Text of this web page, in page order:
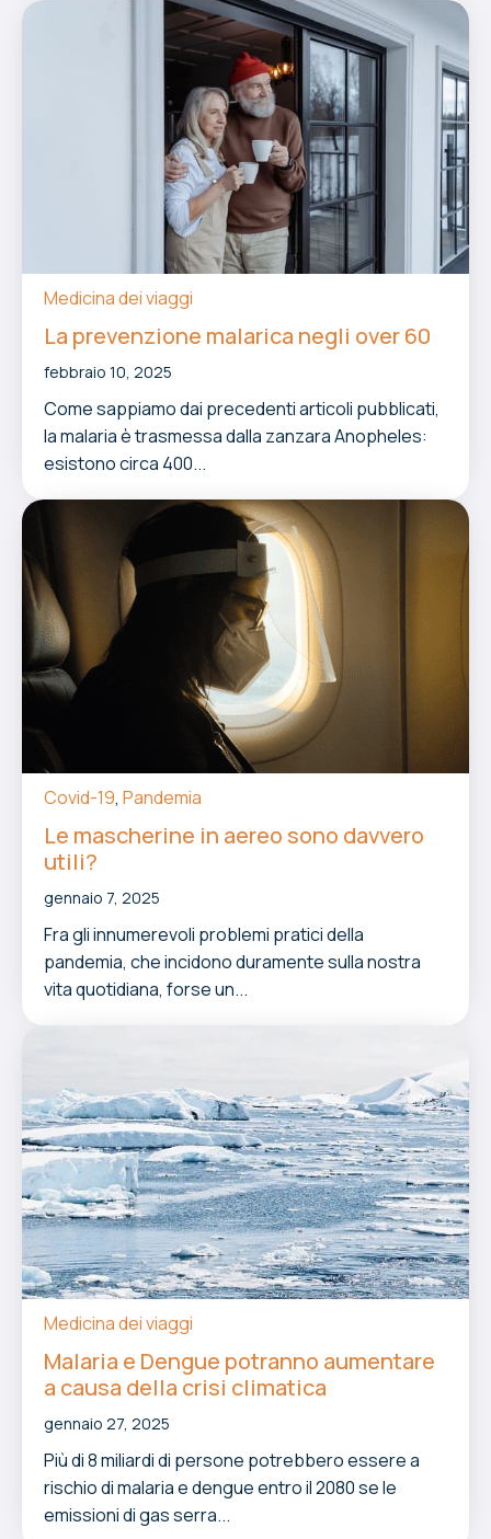
Medicina dei viaggi
La prevenzione malarica negli over 60
febbraio 10, 2025
Come sappiamo dai precedenti articoli pubblicati,
la malaria è trasmessa dalla zanzara Anopheles:
esistono circa 400...
Covid-19, Pandemia
Le mascherine in aereo sono davvero
utili?
gennaio 7, 2025
Fra gli innumerevoli problemi pratici della
pandemia, che incidono duramente sulla nostra
vita quotidiana, forse un...
Medicina dei viaggi
Malaria e Dengue potranno aumentare
a causa della crisi climatica
gennaio 27, 2025
Più di 8 miliardi di persone potrebbero essere a
rischio di malaria e dengue entro il 2080 se le
emissioni di gas serra...